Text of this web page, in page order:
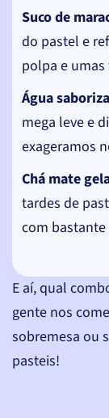
Suco de
do pastel e
polpa e
Água
mega leve e
exageramos
Chá mate
tardes de
com
E aí, qual
gente nos
sobremesa ou
pasteis!